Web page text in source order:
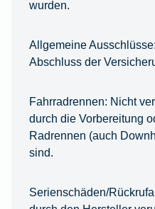
wurden.
Allgemeine Ausschlüsse:
Abschluss der
Fahrradrennen: Nicht
durch die Vorbereitung
Radrennen (auch
sind.
Serienschäden/